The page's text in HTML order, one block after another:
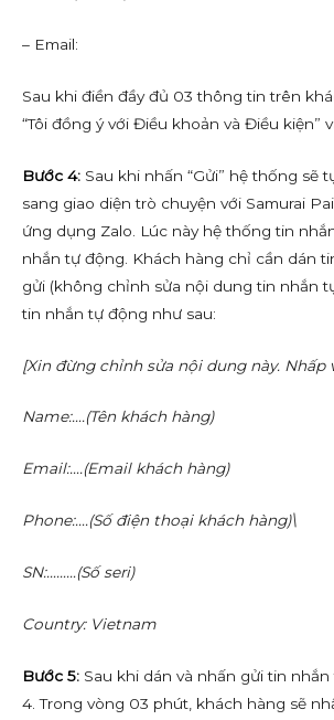
– Email:
Sau khi điền đầy đủ 03 thông tin trên
“Tôi đồng ý với Điều khoản và Điều kiện”
Bước 4: Sau khi nhấn “Gửi” hệ thống sẽ
sang giao diện trò chuyện với Samurai
ứng dụng Zalo. Lúc này hệ thống tin
nhắn tự động. Khách hàng chỉ cần dán
gửi (không chỉnh sửa nội dung tin nhắn
tin nhắn tự động như sau:
[Xin đừng chỉnh sửa nội dung này. Nhấp
Name:….(Tên khách hàng)
Email:….(Email khách hàng)
Phone:….(Số điện thoại khách hàng)\
SN:………(Số seri)
Country: Vietnam
Bước 5: Sau khi dán và nhấn gửi tin
4. Trong vòng 03 phút, khách hàng sẽ